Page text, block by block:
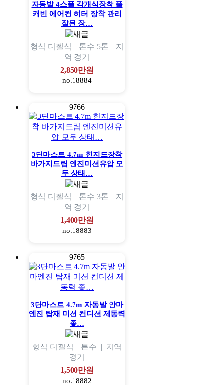
자동발 4스플 각개식장착 풀
캐빈 에어컨 히터 장착 관리
잘된 장…
형식 디젤식 | 톤수 5톤 | 지
역 경기
2,850만원
no.18884
9766
3단마스트 4.7m 힌지드장착
바가지드림 엔진미션유압 모
두 상태…
형식 디젤식 | 톤수 3톤 | 지
역 경기
1,400만원
no.18883
9765
3단마스트 4.7m 자동발 얀마
엔진 탑재 미션 컨디션 제동력
좋…
형식 디젤식 | 톤수 | 지역
경기
1,500만원
no.18882